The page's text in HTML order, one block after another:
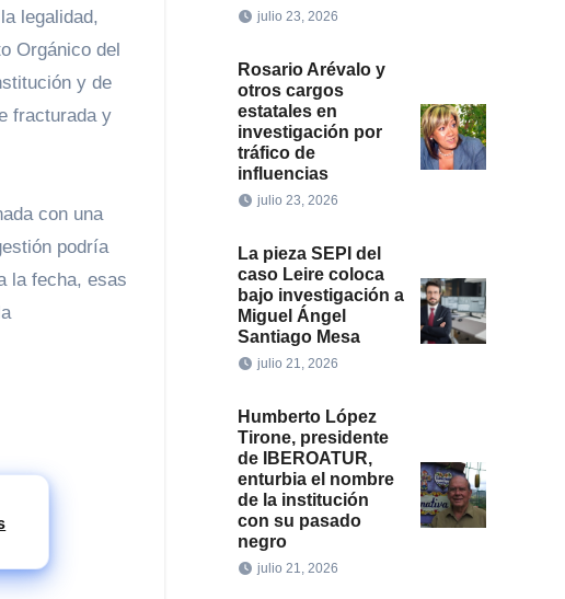
legalidad,
Orgánico del
y de
fracturada y
con una
podría
la fecha, esas
julio 23, 2026
Rosario Arévalo y
otros cargos
estatales en
investigación por
tráfico de
influencias
julio 23, 2026
La pieza SEPI del
caso Leire coloca
bajo investigación a
Miguel Ángel
Santiago Mesa
julio 21, 2026
Humberto López
Tirone, presidente
de IBEROATUR,
enturbia el nombre
de la institución
con su pasado
negro
julio 21, 2026